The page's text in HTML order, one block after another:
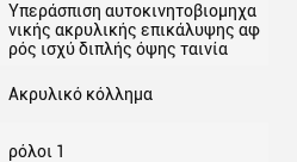
Υπεράσπιση αυτοκινητοβιομηχα
νικής ακρυλικής επικάλυψης αφ
ρός ισχύ διπλής όψης ταινία
Ακρυλικό κόλλημα
ρόλοι 1